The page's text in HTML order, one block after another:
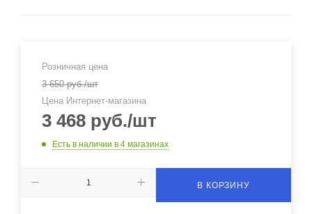
Розничная цена
3 650руб./шт
Цена Интернет-магазина
3 468 руб./шт
Есть в наличии в 4 магазинах
В КОРЗИНУ